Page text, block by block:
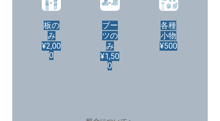
板の
み
¥2,00
0
ブー
ツの
み
¥1,50
0
各種
小物
¥500